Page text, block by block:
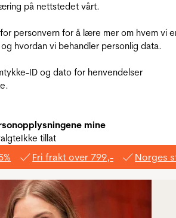
på nettstedet vårt.
personvern for å lære mer om hvem vi
hvordan vi behandler personlig data.
ID og dato for henvendelser
mine
Ikke tillat
Fri frakt over 799,- Norges